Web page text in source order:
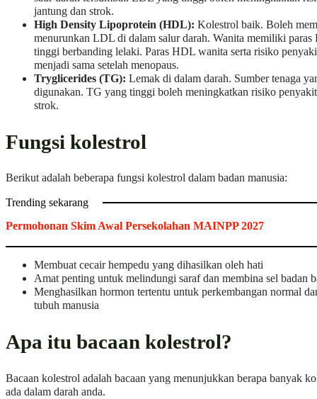
jantung dan strok.
High Density Lipoprotein (HDL): Kolestrol baik. Boleh
menurunkan LDL di dalam salur darah. Wanita memiliki
tinggi berbanding lelaki. Paras HDL wanita serta risiko
menjadi sama setelah menopaus.
Tryglicerides (TG): Lemak di dalam darah. Sumber tenaga
digunakan. TG yang tinggi boleh meningkatkan risiko
strok.
Fungsi kolestrol
Berikut adalah beberapa fungsi kolestrol dalam badan manusia:
Trending sekarang
Permohonan Skim Awal Persekolahan MAINPP 2027
Membuat cecair hempedu yang dihasilkan oleh hati
Amat penting untuk melindungi saraf dan membina sel badan
Menghasilkan hormon tertentu untuk perkembangan normal
tubuh manusia
Apa itu bacaan kolestrol?
Bacaan kolestrol adalah bacaan yang menunjukkan berapa banyak
ada dalam darah anda.